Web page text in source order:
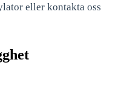
eller kontakta oss